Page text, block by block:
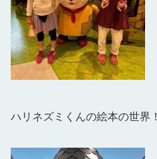
ハリネズミくんの絵本の世界！